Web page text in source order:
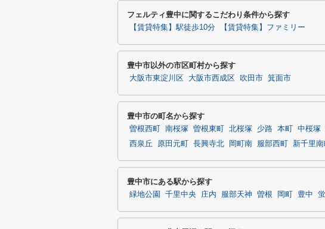
フェルティ豊中に関するこだわり条件から探す
【賃貸特集】駅徒歩10分 【賃貸特集】ファミリー
豊中市以外の市区町村から探す
大阪市東淀川区 大阪市西成区 吹田市 箕面市
豊中市の町名から探す
曽根西町 南桜塚 曽根東町 北桜塚 少路 本町 中桜塚
西泉丘
原田元町 長興寺北 岡町南 服部西町 新千里南
豊中市にある駅から探す
緑地公園 千里中央 庄内 服部天神 曽根 岡町 豊中